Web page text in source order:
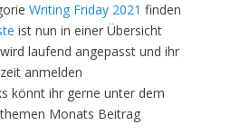
Writing Friday 2021 finden
ist nun in einer Übersicht
laufend angepasst und ihr
anmelden
könnt ihr gerne unter dem
Monats Beitrag